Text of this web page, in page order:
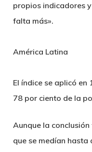
propios indicadores
falta más».
América Latina
El índice se aplicó en
78 por ciento de la
Aunque la
que se medían